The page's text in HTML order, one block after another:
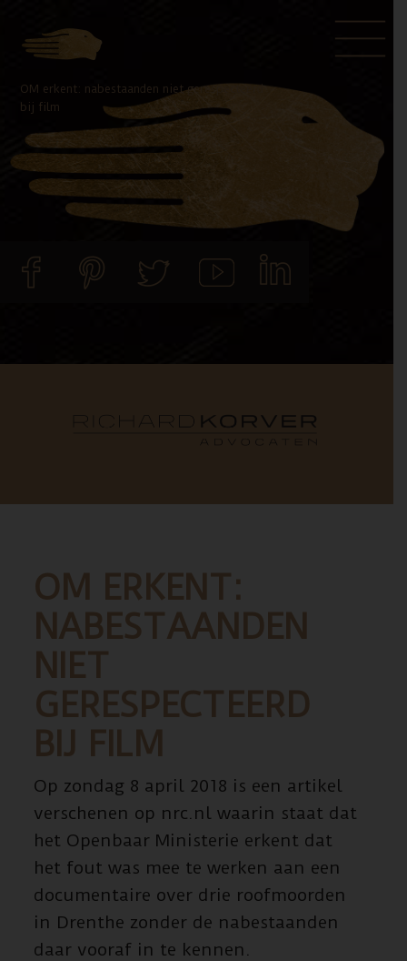
naar
hoofd
naar
voettekst
OM erkent: nabestaanden niet gerespecteerd
bij film
OM ERKENT:
NABESTAANDEN
NIET
GERESPECTEERD
BIJ FILM
Op zondag 8 april 2018 is een artikel
verschenen op nrc.nl waarin staat dat
het Openbaar Ministerie erkent dat
het fout was mee te werken aan een
documentaire over drie roofmoorden
in Drenthe zonder de nabestaanden
daar vooraf in te kennen.